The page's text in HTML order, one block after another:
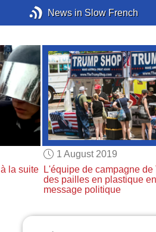
News in Slow French
à la suite
1 August 2019
L'équipe de campagne de
des pailles en plastique
message politique